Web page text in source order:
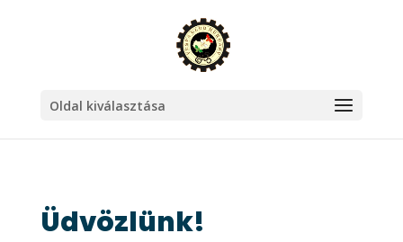
Oldal kiválasztása
Üdvözlünk!